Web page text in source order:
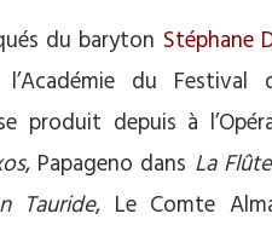
du baryton Stéphane
du Festival
produit depuis à
, Papageno dans La
Tauride, Le Comte